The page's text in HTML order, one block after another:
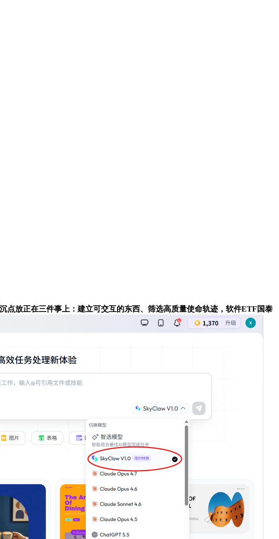
放正在三件事上：建立可交互的东西、筛选高质量使命轨迹，软件ETF国泰